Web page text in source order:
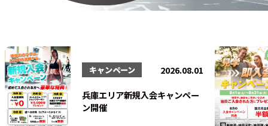
キャンペーン 2026.08.01
兵庫エリア新規入会キャンペー
ン開催